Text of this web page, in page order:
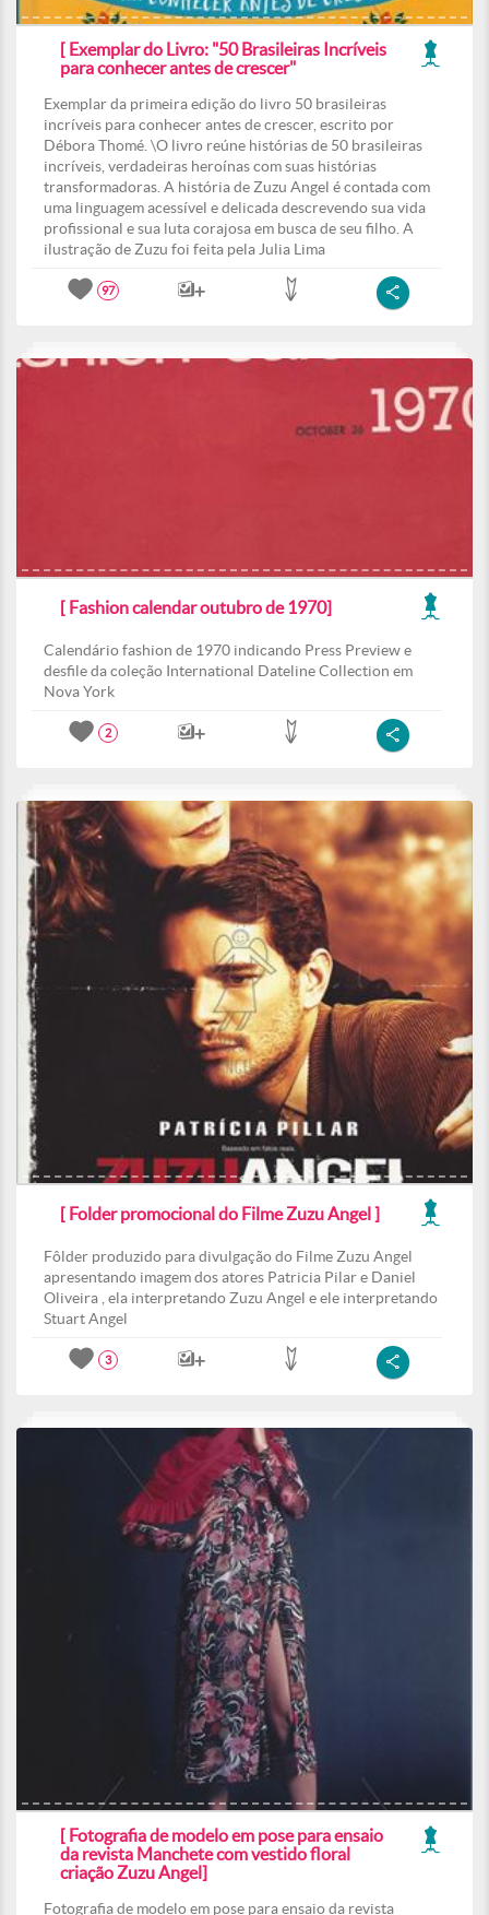
[ Exemplar do Livro: "50 Brasileiras Incríveis
para conhecer antes de crescer"
Exemplar da primeira edição do livro 50 brasileiras
incríveis para conhecer antes de crescer, escrito por
Débora Thomé. \O livro reúne histórias de 50 brasileiras
incríveis, verdadeiras heroínas com suas histórias
transformadoras. A história de Zuzu Angel é contada com
uma linguagem acessível e delicada descrevendo sua vida
profissional e sua luta corajosa em busca de seu filho. A
ilustração de Zuzu foi feita pela Julia Lima
97
[ Fashion calendar outubro de 1970]
Calendário fashion de 1970 indicando Press Preview e
desfile da coleção International Dateline Collection em
Nova York
2
[ Folder promocional do Filme Zuzu Angel ]
Fôlder produzido para divulgação do Filme Zuzu Angel
apresentando imagem dos atores Patricia Pilar e Daniel
Oliveira , ela interpretando Zuzu Angel e ele interpretando
Stuart Angel
3
[ Fotografia de modelo em pose para ensaio
da revista Manchete com vestido floral
criação Zuzu Angel]
Fotografia de modelo em pose para ensaio da revista